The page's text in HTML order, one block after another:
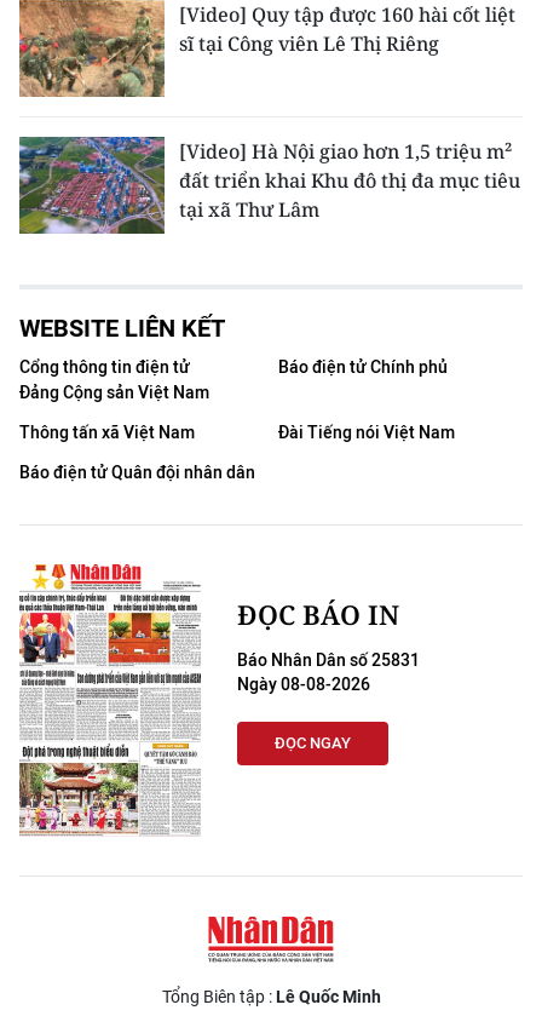
[Video] Quy tập được 160 hài cốt liệt
sĩ tại Công viên Lê Thị Riêng
[Video] Hà Nội giao hơn 1,5 triệu m²
đất triển khai Khu đô thị đa mục tiêu
tại xã Thư Lâm
WEBSITE LIÊN KẾT
Cổng thông tin điện tử
Đảng Cộng sản Việt Nam
Báo điện tử Chính phủ
Thông tấn xã Việt Nam
Đài Tiếng nói Việt Nam
Báo điện tử Quân đội nhân dân
ĐỌC BÁO IN
Báo Nhân Dân số 25831
Ngày 08-08-2026
ĐỌC NGAY
Tổng Biên tập :Lê Quốc Minh